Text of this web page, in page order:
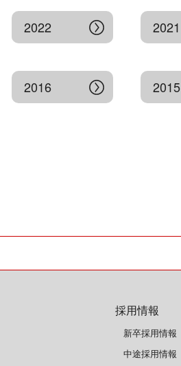
2022 2021
2016 2015
採用情報
新卒採用情報
中途採用情報